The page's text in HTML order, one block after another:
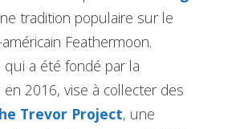
tradition populaire sur le
Feathermoon.
qui a été fondé par la
2016, vise à collecter des
Trevor Project, une